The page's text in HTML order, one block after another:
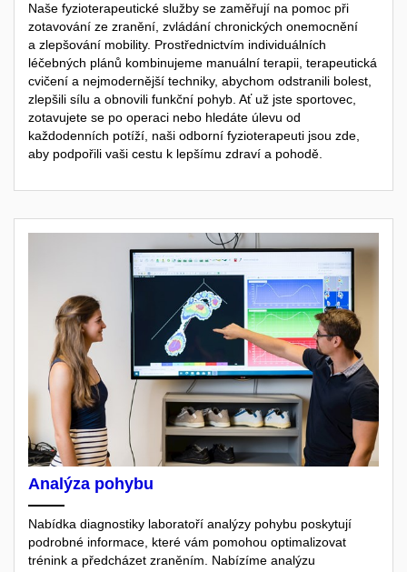
Naše fyzioterapeutické služby se zaměřují na pomoc při
zotavování ze zranění, zvládání chronických onemocnění
a zlepšování mobility. Prostřednictvím individuálních
léčebných plánů kombinujeme manuální terapii, terapeutická
cvičení a nejmodernější techniky, abychom odstranili bolest,
zlepšili sílu a obnovili funkční pohyb. Ať už jste sportovec,
zotavujete se po operaci nebo hledáte úlevu od
každodenních potíží, naši odborní fyzioterapeuti jsou zde,
aby podpořili vaši cestu k lepšímu zdraví a pohodě.
Analýza pohybu
Nabídka diagnostiky laboratoří analýzy pohybu poskytují
podrobné informace, které vám pomohou optimalizovat
trénink a předcházet zraněním. Nabízíme analýzu